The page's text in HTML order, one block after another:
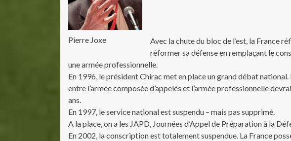
Pierre Joxe
Avec la chute du bloc de l’est, la France
réformer sa défense en remplaçant le
une armée professionnelle.
En 1996, le président Chirac met en place un grand débat
entre l’armée composée d’appelés et l’armée professionnelle
ans.
En 1997, le service national est suspendu – mais pas supprimé.
A la place, on a les JAPD, Journées d’Appel de Préparation à la
En 2002, la conscription est totalement suspendue. La France